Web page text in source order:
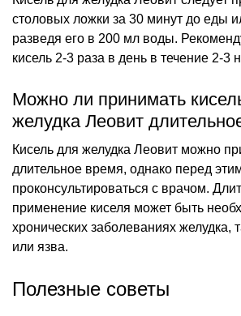
столовых ложки за 30 минут до еды
разведя его в 200 мл воды.
кисель 2-3 раза в день в течение 2-3
Можно ли принимать
желудка Леовит
Кисель для желудка Леовит можно
длительное время, однако перед
проконсультироваться с врачом.
применение киселя может быть
хронических заболеваниях желудка,
или язва.
Полезные советы